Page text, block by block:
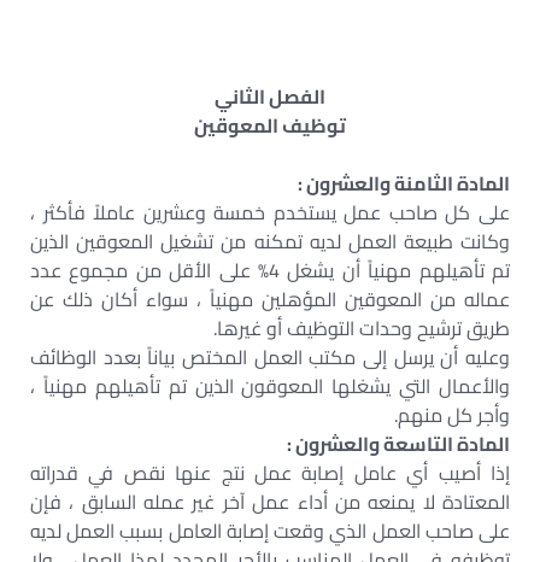
الفصل الثاني
توظيف المعوقين
المادة الثامنة والعشرون :
على كل صاحب عمل يستخدم خمسة وعشرين عاملاً فأكثر ،
وكانت طبيعة العمل لديه تمكنه من تشغيل المعوقين الذين
تم تأهيلهم مهنياً أن يشغل 4% على الأقل من مجموع عدد
عماله من المعوقين المؤهلين مهنياً ، سواء أكان ذلك عن
طريق ترشيح وحدات التوظيف أو غيرها.
وعليه أن يرسل إلى مكتب العمل المختص بياناً بعدد الوظائف
والأعمال التي يشغلها المعوقون الذين تم تأهيلهم مهنياً ،
وأجر كل منهم.
المادة التاسعة والعشرون :
إذا أصيب أي عامل إصابة عمل نتج عنها نقص في قدراته
المعتادة لا يمنعه من أداء عمل آخر غير عمله السابق ، فإن
على صاحب العمل الذي وقعت إصابة العامل بسبب العمل لديه